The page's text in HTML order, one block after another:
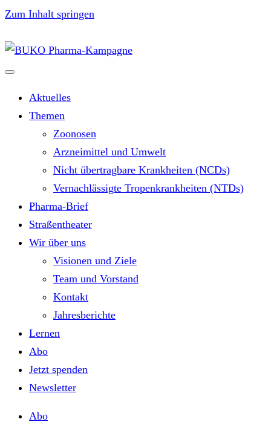
Zum Inhalt springen
Aktuelles
Themen
Zoonosen
Arzneimittel und Umwelt
Nicht übertragbare Krankheiten (NCDs)
Vernachlässigte Tropenkrankheiten (NTDs)
Pharma-Brief
Straßentheater
Wir über uns
Visionen und Ziele
Team und Vorstand
Kontakt
Jahresberichte
Lernen
Abo
Jetzt spenden
Newsletter
Abo